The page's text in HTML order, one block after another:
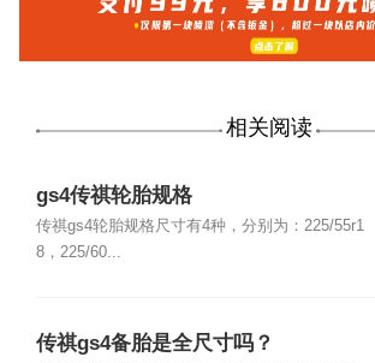
相关阅读
gs4传祺轮胎规格
传祺gs4轮胎规格尺寸有4种，分别为：225/55r1
8，225/60...
传祺gs4备胎是全尺寸吗？